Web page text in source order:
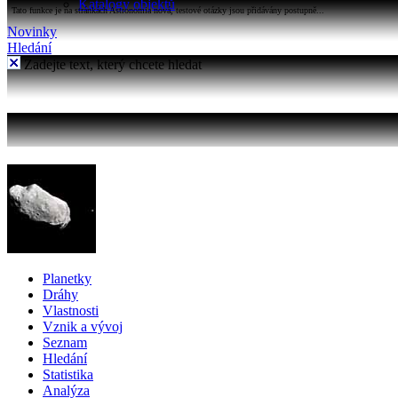
Katalogy objektů
Tato funkce je na stránkách Astronomia nová, testové otázky jsou přidávány postupně...
Novinky
Hledání
Zadejte text, který chcete hledat
Planetky
Dráhy
Vlastnosti
Vznik a vývoj
Seznam
Hledání
Statistika
Analýza